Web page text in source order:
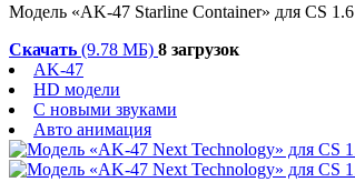
Модель «AK-47 Starline Container» для CS 1.6
Скачать (9.78 МБ) 8 загрузок
AK-47
HD модели
С новыми звуками
Авто анимация